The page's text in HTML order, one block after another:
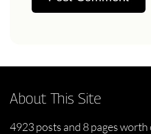
About This Site
4923 posts and 8 pages